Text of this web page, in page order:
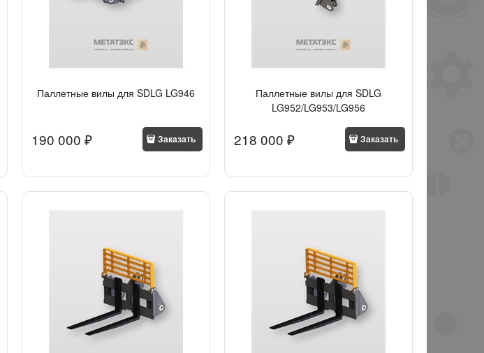
Паллетные вилы для SDLG LG946
190 000 ₽ Заказать
Паллетные вилы для SDLG
LG952/LG953/LG956
218 000 ₽ Заказать